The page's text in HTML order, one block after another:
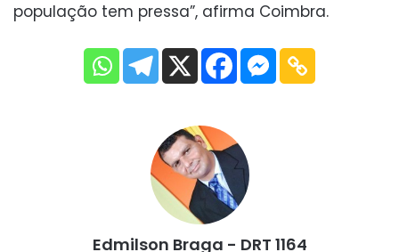
população tem pressa”, afirma Coimbra.
Edmilson Braga - DRT 1164